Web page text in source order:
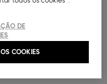
mulher, confecionada
com acabamento
assimétrica.
DE
COOKIES